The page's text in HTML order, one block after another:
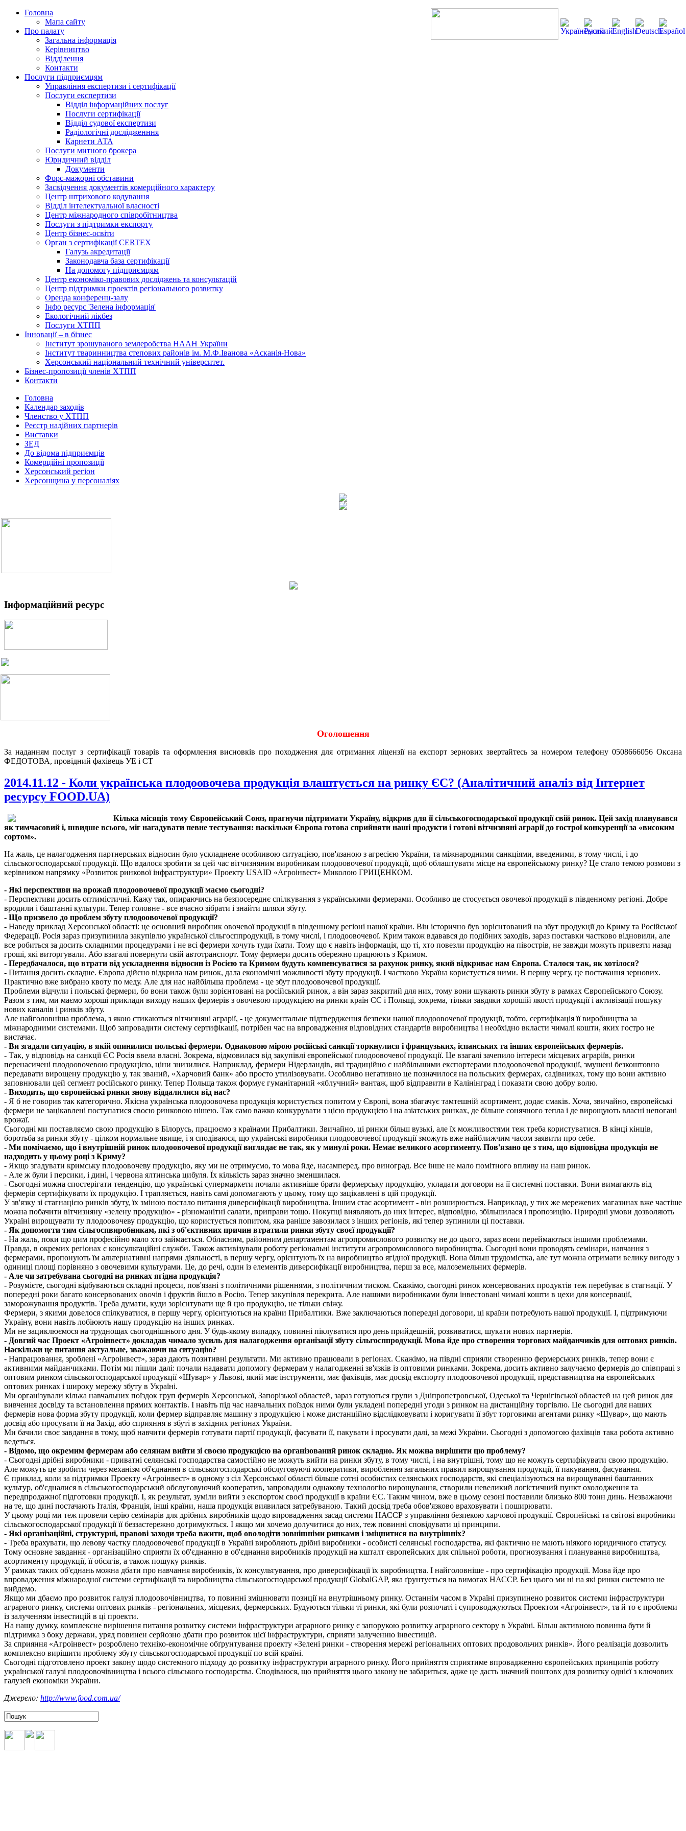
Головна
Мапа сайту
Про палату
Загальна інформація
Керівництво
Відділення
Контакти
Послуги підприємцям
Управління експертизи і сертифікації
Послуги експертизи
Відділ інформаційних послуг
Послуги сертифікації
Відділ судової експертизи
Радіологічні дослідженння
Карнети АТА
Послуги митного брокера
Юридичний відділ
Документи
Форс-мажорні обставини
Засвідчення документів комерційного характеру
Центр штрихового кодування
Відділ інтелектуальної власності
Центр міжнародного співробітництва
Послуги з підтримки експорту
Центр бізнес-освіти
Орган з сертифікації CERTEX
Галузь акредитації
Законодавча база сертифікації
На допомогу підприємцям
Центр економіко-правових досліджень та консультацій
Центр підтримки проектів регіонального розвитку
Оренда конференц-залу
Інфо ресурс 'Зелена інформація'
Екологічний лікбез
Послуги ХТПП
Інновації – в бізнес
Інститут зрошуваного землеробства НААН України
Інститут тваринництва степових районів ім. М.Ф.Іванова «Асканія-Нова»
Херсонський національний технічний університет.
Бізнес-пропозиції членів ХТПП
Контакти
Головна
Календар заходів
Членство у ХТПП
Реєстр надійних партнерів
Виставки
ЗЕД
До відома підприємців
Комерційні пропозиції
Херсонський регіон
Херсонщина у персоналіях
Інформаційний ресурс
Оголошення
За наданням послуг з сертифікації товарів та оформлення висновків про походження для отримання ліцензії на експорт зернових звертайтесь за номером телефону 0508666056 Оксана
ФЕДОТОВА, провідний фахівець УЕ і СТ
2014.11.12 - Коли українська плодоовочева продукція влаштується на ринку ЄС? (Аналітичний аналіз від Інтернет
ресурсу FOOD.UA)
Кілька місяців тому Європейський Союз, прагнучи підтримати Україну, відкрив для її сільськогосподарської продукції свій ринок. Цей захід планувався
як тимчасовий і, швидше всього, міг нагадувати певне тестування: наскільки Європа готова сприйняти наші продукти і готові вітчизняні аграрії до гострої конкуренції за «високим
сортом».
На жаль, це налагодження партнерських відносин було ускладнене особливою ситуацією, пов'язаною з агресією України, та міжнародними санкціями, введеними, в тому числі, і до
сільськогосподарської продукції. Що вдалося зробити за цей час вітчизняним виробникам плодоовочевої продукції, щоб облаштувати місце на європейському ринку? Це стало темою розмови з
керівником напрямку «Розвиток ринкової інфраструктури» Проекту USAID «Агроінвест» Миколою ГРИЦЕНКОМ.
- Які перспективи на врожай плодоовочевої продукції маємо сьогодні?
- Перспективи досить оптимістичні. Кажу так, опираючись на безпосереднє спілкування з українськими фермерами. Особливо це стосується овочевої продукції в південному регіоні. Добре
вродили і баштанні культури. Тепер головне - все вчасно зібрати і знайти шляхи збуту.
- Що призвело до проблем збуту плодоовочевої продукції?
- Наведу приклад Херсонської області: це основний виробник овочевої продукції в південному регіоні нашої країни. Він історично був зорієнтований на збут продукції до Криму та Російської
Федерації. Росія зараз призупинила закупівлю української сільгосппродукції, в тому числі, і плодоовочевої. Крим також вдавався до подібних заходів, зараз поставки частково відновили, але
все робиться за досить складними процедурами і не всі фермери хочуть туди їхати. Тому що є навіть інформація, що ті, хто повезли продукцію на півострів, не завжди можуть привезти назад
гроші, які виторгували. Або взагалі повернути свій автотранспорт. Тому фермери досить обережно працюють з Кримом.
- Передбачалося, що втрати від ускладнення відносин із Росією та Кримом будуть компенсуватися за рахунок ринку, який відкриває нам Європа. Сталося так, як хотілося?
- Питання досить складне. Європа дійсно відкрила нам ринок, дала економічні можливості збуту продукції. І частково Україна користується ними. В першу чергу, це постачання зернових.
Практично вже вибрано квоту по меду. Але для нас найбільша проблема - це збут плодоовочевої продукції.
Проблеми відчули і польські фермери, бо вони також були зорієнтовані на російський ринок, а він зараз закритий для них, тому вони шукають ринки збуту в рамках Європейського Союзу.
Разом з тим, ми маємо хороші приклади виходу наших фермерів з овочевою продукцією на ринки країн ЄС і Польщі, зокрема, тільки завдяки хорошій якості продукції і активізації пошуку
нових каналів і ринків збуту.
Але найголовніша проблема, з якою стикаються вітчизняні аграрії, - це документальне підтвердження безпеки нашої плодоовочевої продукції, тобто, сертифікація її виробництва за
міжнародними системами. Щоб запровадити систему сертифікації, потрібен час на впровадження відповідних стандартів виробництва і необхідно вкласти чималі кошти, яких гостро не
вистачає.
- Ви згадали ситуацію, в якій опинилися польські фермери. Однаковою мірою російські санкції торкнулися і французьких, іспанських та інших європейських фермерів.
- Так, у відповідь на санкції ЄС Росія ввела власні. Зокрема, відмовилася від закупівлі європейської плодоовочевої продукції. Це взагалі зачепило інтереси місцевих аграріїв, ринки
перенасичені плодоовочевою продукцією, ціни знизилися. Наприклад, фермери Нідерландів, які традиційно є найбільшими експортерами плодоовочевої продукції, змушені безкоштовно
передавати вирощену продукцію у, так званий, «Харчовий банк» або просто утилізовувати. Особливо негативно це позначилося на польських фермерах, садівниках, тому що вони активно
заповнювали цей сегмент російського ринку. Тепер Польща також формує гуманітарний «яблучний» вантаж, щоб відправити в Калінінград і показати свою добру волю.
- Виходить, що європейські ринки знову віддалилися від нас?
- Я б не говорив так категорично. Якісна українська плодоовочева продукція користується попитом у Європі, вона збагачує тамтешній асортимент, додає смаків. Хоча, звичайно, європейські
фермери не зацікавлені поступатися своєю ринковою нішею. Так само важко конкурувати з цією продукцією і на азіатських ринках, де більше сонячного тепла і де вирощують власні непогані
врожаї.
Сьогодні ми поставляємо свою продукцію в Білорусь, працюємо з країнами Прибалтики. Звичайно, ці ринки більш вузькі, але їх можливостями теж треба користуватися. В кінці кінців,
боротьба за ринки збуту - цілком нормальне явище, і я сподіваюся, що українські виробники плодоовочевої продукції зможуть вже найближчим часом заявити про себе.
- Ми помічаємо, що і внутрішній ринок плодоовочевої продукції виглядає не так, як у минулі роки. Немає великого асортименту. Пов'язано це з тим, що відповідна продукція не
надходить у цьому році з Криму?
- Якщо згадувати кримську плодоовочеву продукцію, яку ми не отримуємо, то мова йде, насамперед, про виноград. Все інше не мало помітного впливу на наш ринок.
- Але ж були і персики, і дині, і червона ялтинська цибуля. Їх кількість зараз значно зменшилася.
- Сьогодні можна спостерігати тенденцію, що українські супермаркети почали активніше брати фермерську продукцію, укладати договори на її системні поставки. Вони вимагають від
фермерів сертифікувати їх продукцію. І трапляється, навіть самі допомагають у цьому, тому що зацікавлені в цій продукції.
У зв'язку зі стагнацією ринків збуту, їх зміною постало питання диверсифікації виробництва. Іншим стає асортимент - він розширюється. Наприклад, у тих же мережевих магазинах вже частіше
можна побачити вітчизняну «зелену продукцію» - різноманітні салати, приправи тощо. Покупці виявляють до них інтерес, відповідно, збільшилася і пропозицію. Природні умови дозволяють
Україні вирощувати ту плодоовочеву продукцію, що користується попитом, яка раніше завозилася з інших регіонів, які тепер зупинили ці поставки.
- Як допомогти тим сільгоспвиробникам, які з об'єктивних причин втратили ринки збуту своєї продукції?
- На жаль, поки що цим професійно мало хто займається. Обласним, районним департаментам агропромислового розвитку не до цього, зараз вони переймаються іншими проблемами.
Правда, в окремих регіонах є консультаційні служби. Також активізували роботу регіональні інститути агропромислового виробництва. Сьогодні вони проводять семінари, навчання з
фермерами, пропонують їм альтернативні напрями діяльності, в першу чергу, орієнтують їх на виробництво ягідної продукції. Вона більш трудомістка, але тут можна отримати велику вигоду з
одиниці площі порівняно з овочевими культурами. Це, до речі, один із елементів диверсифікації виробництва, перш за все, малоземельних фермерів.
- Але чи затребувана сьогодні на ринках ягідна продукція?
- Розумієте, сьогодні відбуваються складні процеси, пов'язані з політичними рішеннями, з політичним тиском. Скажімо, сьогодні ринок консервованих продуктів теж перебуває в стагнації. У
попередні роки багато консервованих овочів і фруктів йшло в Росію. Тепер закупівля перекрита. Але нашими виробниками були інвестовані чималі кошти в цехи для консервації,
заморожування продуктів. Треба думати, куди зорієнтувати ще й цю продукцію, не тільки свіжу.
Фермери, з якими довелося спілкуватися, в першу чергу, орієнтуються на країни Прибалтики. Вже заключаються попередні договори, ці країни потребують нашої продукції. І, підтримуючи
Україну, вони навіть лобіюють нашу продукцію на інших ринках.
Ми не зациклюємося на труднощах сьогоднішнього дня. У будь-якому випадку, повинні піклуватися про день прийдешній, розвиватися, шукати нових партнерів.
- Довгий час Проект «Агроінвест» докладав чимало зусиль для налагодження організації збуту сільгосппродукції. Мова йде про створення торгових майданчиків для оптових ринків.
Наскільки це питання актуальне, зважаючи на ситуацію?
- Напрацювання, зроблені «Агроінвест», зараз дають позитивні результати. Ми активно працювали в регіонах. Скажімо, на півдні сприяли створенню фермерських ринків, тепер вони є
активними майданчиками. Потім ми пішли далі: почали надавати допомогу фермерам у налагодженні зв'язків із оптовими ринками. Зокрема, досить активно залучаємо фермерів до співпраці з
оптовим ринком сільськогосподарської продукції «Шувар» у Львові, який має інструменти, має фахівців, має досвід експорту плодоовочевої продукції, представництва на європейських
оптових ринках і широку мережу збуту в Україні.
Ми організували кілька навчальних поїздок груп фермерів Херсонської, Запорізької областей, зараз готуються групи з Дніпропетровської, Одеської та Чернігівської областей на цей ринок для
вивчення досвіду та встановлення прямих контактів. І навіть під час навчальних поїздок ними були укладені попередні угоди з ринком на дистанційну торгівлю. Це сьогодні для наших
фермерів нова форма збуту продукції, коли фермер відправляє машину з продукцією і може дистанційно відслідковувати і коригувати її збут торговими агентами ринку «Шувар», що мають
досвід або просувати її на Захід, або сприяння в збуті в західних регіонах України.
Ми бачили своє завдання в тому, щоб навчити фермерів готувати партії продукції, фасувати її, пакувати і просувати далі, за межі України. Сьогодні з допомогою фахівців така робота активно
ведеться.
- Відомо, що окремим фермерам або селянам вийти зі своєю продукцією на організований ринок складно. Як можна вирішити цю проблему?
- Сьогодні дрібні виробники - приватні селянські господарства самостійно не можуть вийти на ринки збуту, в тому числі, і на внутрішні, тому що не можуть сертифікувати свою продукцію.
Але можуть це зробити через механізм об'єднання в сільськогосподарські обслуговуючі кооперативи, вироблення загальних правил вирощування продукції, її пакування, фасування.
Є приклад, коли за підтримки Проекту «Агроінвест» в одному з сіл Херсонської області більше сотні особистих селянських господарств, які спеціалізуються на вирощуванні баштанних
культур, об'єдналися в сільськогосподарський обслуговуючий кооператив, запровадили однакову технологію вирощування, створили невеликий логістичний пункт охолодження та
передпродажної підготовки продукції. І, як результат, зуміли вийти з експортом своєї продукції в країни ЄС. Таким чином, вже в цьому сезоні поставили близько 800 тонн динь. Незважаючи
на те, що дині постачають Італія, Франція, інші країни, наша продукція виявилася затребуваною. Такий досвід треба обов'язково враховувати і поширювати.
У цьому році ми теж провели серію семінарів для дрібних виробників щодо впровадження засад системи НАССР з управління безпекою харчової продукції. Європейські та світові виробники
сільськогосподарської продукції її беззастережно дотримуються. І якщо ми хочемо долучитися до них, теж повинні сповідувати ці принципи.
- Які організаційні, структурні, правові заходи треба вжити, щоб оволодіти зовнішніми ринками і зміцнитися на внутрішніх?
- Треба врахувати, що левову частку плодоовочевої продукції в Україні виробляють дрібні виробники - особисті селянські господарства, які фактично не мають ніякого юридичного статусу.
Тому основне завдання - організаційно сприяти їх об'єднанню в об'єднання виробників продукції на кшталт європейських для спільної роботи, прогнозування і планування виробництва,
асортименту продукції, її обсягів, а також пошуку ринків.
У рамках таких об'єднань можна дбати про навчання виробників, їх консультування, про диверсифікації їх виробництва. І найголовніше - про сертифікацію продукції. Мова йде про
впровадження міжнародної системи сертифікації та виробництва сільськогосподарської продукції GlobalGAP, яка ґрунтується на вимогах НАССР. Без цього ми ні на які ринки системно не
вийдемо.
Якщо ми дбаємо про розвиток галузі плодоовочівництва, то повинні зміцнювати позиції на внутрішньому ринку. Останнім часом в Україні призупинено розвиток системи інфраструктури
аграрного ринку, системи оптових ринків - регіональних, місцевих, фермерських. Будуються тільки ті ринки, які були розпочаті і супроводжуються Проектом «Агроінвест», та й то є проблеми
із залученням інвестицій в ці проекти.
На нашу думку, комплексне вирішення питання розвитку системи інфраструктури аграрного ринку є запорукою розвитку аграрного сектору в Україні. Більш активною повинна бути й
підтримка з боку держави, уряд повинен серйозно дбати про розвиток цієї інфраструктури, сприяти залученню інвестицій.
За сприяння «Агроінвест» розроблено техніко-економічне обґрунтування проекту «Зелені ринки - створення мережі регіональних оптових продовольчих ринків». Його реалізація дозволить
комплексно вирішити проблему збуту сільськогосподарської продукції по всій країні.
Сьогодні підготовлено проект закону щодо системного підходу до розвитку інфраструктури аграрного ринку. Його прийняття сприятиме впровадженню європейських принципів роботу
української галузі плодоовочівництва і всього сільського господарства. Сподіваюся, що прийняття цього закону не забариться, адже це дасть значний поштовх для розвитку однієї з ключових
галузей економіки України.
Джерело: http://www.food.com.ua/